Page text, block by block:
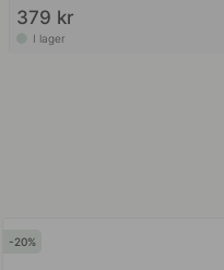
379 kr
I lager
20